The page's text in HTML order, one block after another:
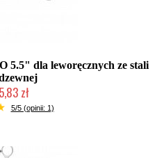
5.5" dla leworęcznych ze stali
zł
w 24h)
5/5 (opinii: 1)